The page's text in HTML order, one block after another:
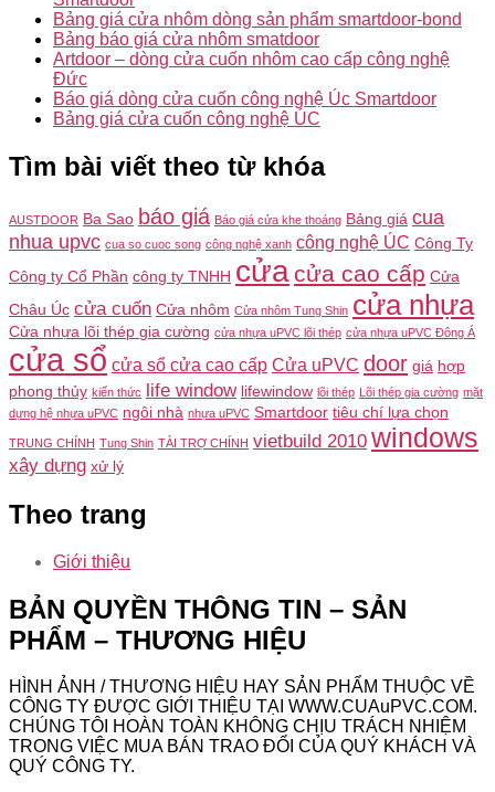
Bảng giá cửa nhôm dòng sản phẩm smartdoor-bond
Bảng báo giá cửa nhôm smatdoor
Artdoor – dòng cửa cuốn nhôm cao cấp công nghệ
Đức
Báo giá dòng cửa cuốn công nghệ Úc Smartdoor
Bảng giá cửa cuốn công nghệ ÚC
Tìm bài viết theo từ khóa
AUSTDOOR Ba Sao báo giá Báo giá cửa khe thoáng Bảng giá cua
nhua upvc cua so cuoc song công nghệ xanh công nghệ ÚC Công Ty
Công ty Cổ Phần công ty TNHH cửa cửa cao cấp Cửa
Châu Úc cửa cuốn Cửa nhôm Cửa nhôm Tung Shin cửa nhựa
Cửa nhựa lõi thép gia cường cửa nhựa uPVC lõi thép cửa nhựa uPVC Đông Á
cửa sổ cửa sổ cửa cao cấp Cửa uPVC door giá hợp
phong thủy kiến thức life window lifewindow lõi thép Lõi thép gia cường mặt
dựng hệ nhựa uPVC ngôi nhà nhựa uPVC Smartdoor tiêu chí lựa chọn
TRUNG CHÍNH Tung Shin TÀI TRỢ CHÍNH vietbuild 2010 windows
xây dựng xử lý
Theo trang
Giới thiệu
BẢN QUYỀN THÔNG TIN – SẢN
PHẨM – THƯƠNG HIỆU
HÌNH ẢNH / THƯƠNG HIỆU HAY SẢN PHẨM THUỘC VỀ
CÔNG TY ĐƯỢC GIỚI THIỆU TẠI WWW.CUAuPVC.COM.
CHÚNG TÔI HOÀN TOÀN KHÔNG CHỊU TRÁCH NHIỆM
TRONG VIỆC MUA BÁN TRAO ĐỔI CỦA QUÝ KHÁCH VÀ
QUÝ CÔNG TY.